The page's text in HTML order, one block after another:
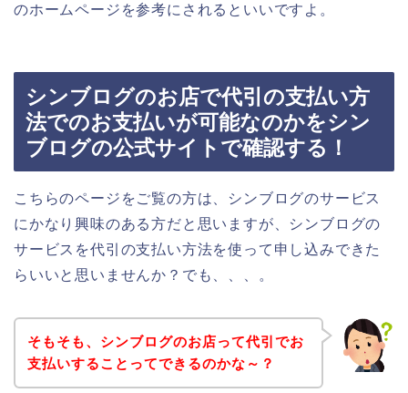
のホームページを参考にされるといいですよ。
シンブログのお店で代引の支払い方
法でのお支払いが可能なのかをシン
ブログの公式サイトで確認する！
こちらのページをご覧の方は、シンブログのサービス
にかなり興味のある方だと思いますが、シンブログの
サービスを代引の支払い方法を使って申し込みできた
らいいと思いませんか？でも、、、。
そもそも、シンブログのお店って代引でお
支払いすることってできるのかな～？